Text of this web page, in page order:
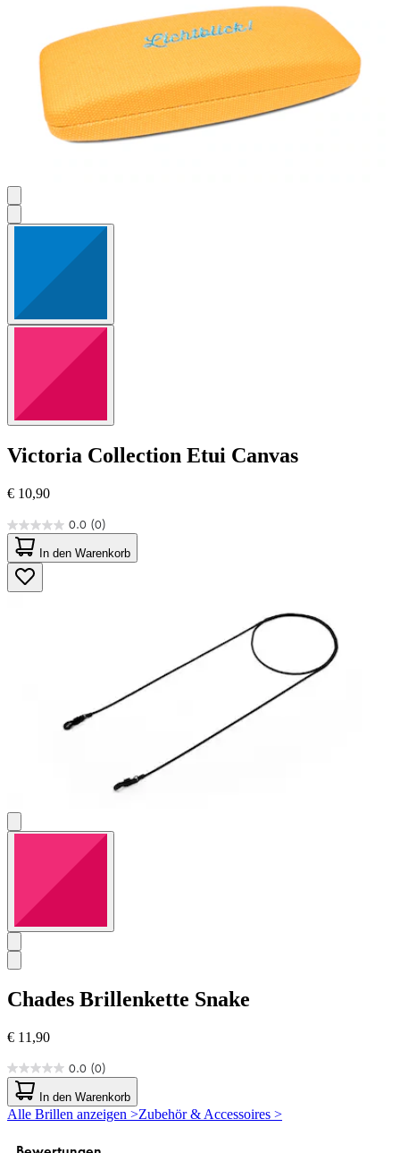
Victoria Collection Etui Canvas
€ 10,90
0.0 (0)
0.0
von
5
Sternen.
In den Warenkorb
Chades Brillenkette Snake
€ 11,90
0.0 (0)
0.0
von
5
Sternen.
In den Warenkorb
Alle Brillen anzeigen >Zubehör & Accessoires >